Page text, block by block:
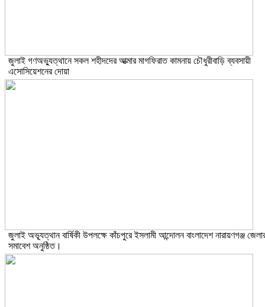
জুলাই গণঅভ্যুত্থানে সকল শহীদদের আত্মার মাগফিরাত কামনায় চৌধুরীবাড়ি ব্যবসায়ী
এসোসিয়েশনের দোয়া
জুলাই অভ্যূত্থান বার্ষিকী উপলক্ষে কাঁচপুরে ইসলামী আন্দোলন বাংলাদেশ নারায়ণগঞ্জ
সমাবেশ অনুষ্ঠিত।